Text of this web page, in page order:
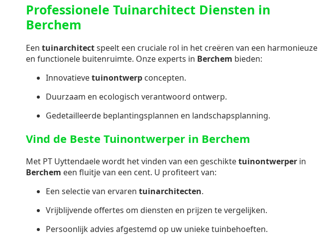
Professionele Tuinarchitect Diensten in
Berchem
Een tuinarchitectspeelt een cruciale rol in het creëren van een harmonieuze
en functionele buitenruimte. Onze experts in Berchem bieden:
Innovatievetuinontwerp concepten.
Duurzaam en ecologisch verantwoord ontwerp.
Gedetailleerde beplantingsplannen en landschapsplanning.
Vind de Beste Tuinontwerper in Berchem
Met PT Uyttendaele wordt het vinden van een geschiktetuinontwerper in
Berchem een fluitje van een cent. U profiteert van:
Een selectie van ervaren tuinarchitecten.
Vrijblijvende offertes om diensten en prijzen te vergelijken.
Persoonlijk advies afgestemd op uw unieke tuinbehoeften.